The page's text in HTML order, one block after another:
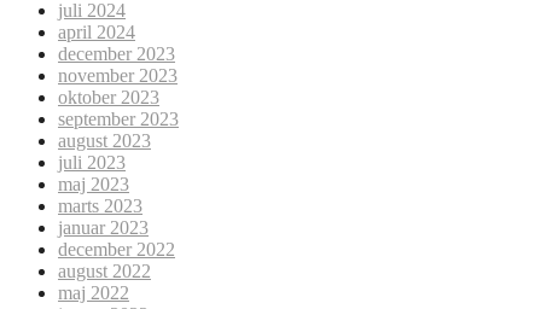
juli 2024
april 2024
december 2023
november 2023
oktober 2023
september 2023
august 2023
juli 2023
maj 2023
marts 2023
januar 2023
december 2022
august 2022
maj 2022